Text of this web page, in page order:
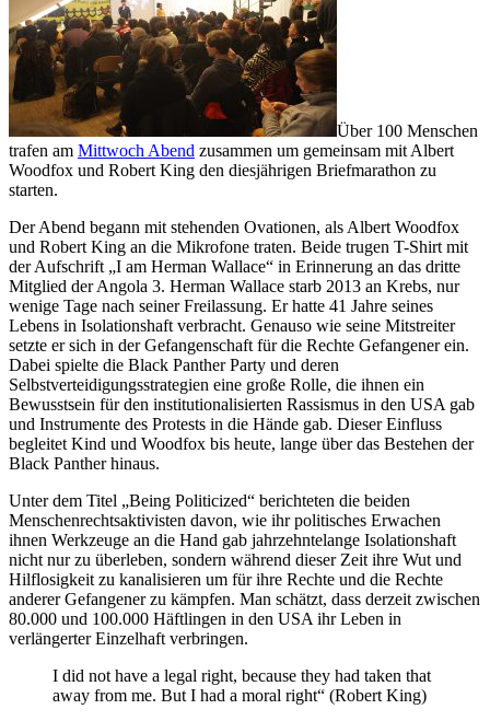
Über 100 Menschen
trafen am Mittwoch Abend zusammen um gemeinsam mit Albert
Woodfox und Robert King den diesjährigen Briefmarathon zu
starten.
Der Abend begann mit stehenden Ovationen, als Albert Woodfox
und Robert King an die Mikrofone traten. Beide trugen T-Shirt mit
der Aufschrift „I am Herman Wallace“ in Erinnerung an das dritte
Mitglied der Angola 3. Herman Wallace starb 2013 an Krebs, nur
wenige Tage nach seiner Freilassung. Er hatte 41 Jahre seines
Lebens in Isolationshaft verbracht. Genauso wie seine Mitstreiter
setzte er sich in der Gefangenschaft für die Rechte Gefangener ein.
Dabei spielte die Black Panther Party und deren
Selbstverteidigungsstrategien eine große Rolle, die ihnen ein
Bewusstsein für den institutionalisierten Rassismus in den USA gab
und Instrumente des Protests in die Hände gab. Dieser Einfluss
begleitet Kind und Woodfox bis heute, lange über das Bestehen der
Black Panther hinaus.
Unter dem Titel „Being Politicized“ berichteten die beiden
Menschenrechtsaktivisten davon, wie ihr politisches Erwachen
ihnen Werkzeuge an die Hand gab jahrzehntelange Isolationshaft
nicht nur zu überleben, sondern während dieser Zeit ihre Wut und
Hilflosigkeit zu kanalisieren um für ihre Rechte und die Rechte
anderer Gefangener zu kämpfen. Man schätzt, dass derzeit zwischen
80.000 und 100.000 Häftlingen in den USA ihr Leben in
verlängerter Einzelhaft verbringen.
I did not have a legal right, because they had taken that
away from me. But I had a moral right“ (Robert King)